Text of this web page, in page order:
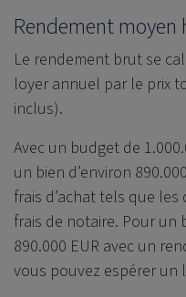
Rendement
Le rendement brut se
loyer annuel par le prix
inclus).
Avec un budget de
un bien d’environ
frais d’achat tels que
frais de notaire. Pour un
890.000 EUR avec un
vous pouvez espérer un